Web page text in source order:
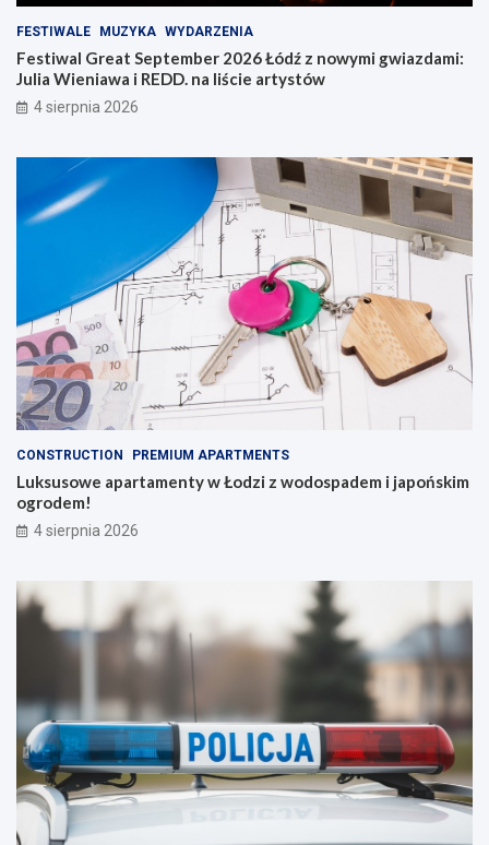
FESTIWALE MUZYKA WYDARZENIA
Festiwal Great September 2026 Łódź z nowymi gwiazdami:
Julia Wieniawa i REDD. na liście artystów
4 sierpnia 2026
CONSTRUCTION PREMIUM APARTMENTS
Luksusowe apartamenty w Łodzi z wodospadem i japońskim
ogrodem!
4 sierpnia 2026